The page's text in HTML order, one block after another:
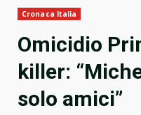
Cronaca Italia
Omicidio
killer:
solo amici”